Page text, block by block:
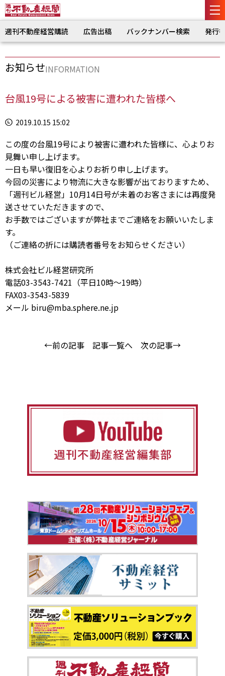
週刊不動産経営購読 広告出稿 バックナンバー検索 発行
お知らせINFORMATION
台風19号による被害に遭われた皆様へ
2019.10.15 15:02
この度の台風19号により被害に遭われた皆様に、心よりお
見舞い申し上げます。
一日も早い復旧を心よりお祈り申し上げます。
今回の災害により物流に大きな影響が出ておりますため、
「週刊ビル経営」10月14日号が未着のお客さまには再度発
送させていただきますので、
お手数ではございますが弊社までご連絡をお願いいたしま
す。
（ご連絡の折には購読者番号をお知らせください）
株式会社ビル経営研究所
電話03-3543-7421（平日10時～19時）
FAX03-3543-5839
メール biru@mba.sphere.ne.jp
←前の記事 記事一覧へ 次の記事→